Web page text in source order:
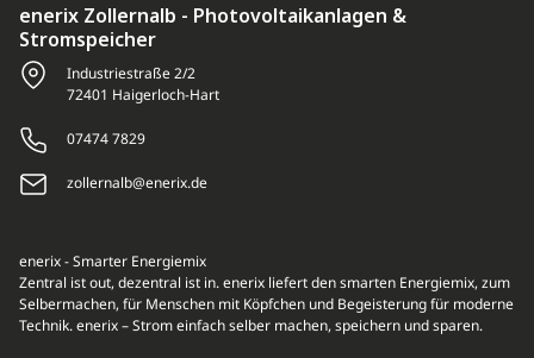
enerix Zollernalb - Photovoltaikanlagen &
Stromspeicher
Industriestraße 2/2
72401 Haigerloch-Hart
07474 7829
zollernalb@enerix.de
enerix - Smarter Energiemix
Zentral ist out, dezentral ist in. enerix liefert den smarten Energiemix, zum
Selbermachen, für Menschen mit Köpfchen und Begeisterung für moderne
Technik. enerix – Strom einfach selber machen, speichern und sparen.